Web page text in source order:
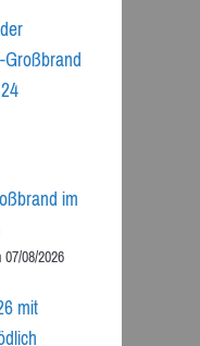
im
08/2026
mit